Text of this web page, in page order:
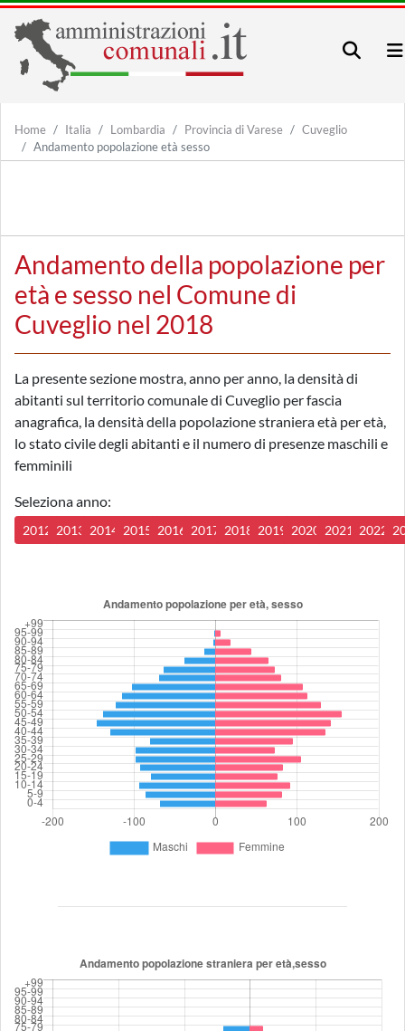
Home Italia Lombardia Provincia di Varese
Cuveglio
Andamento popolazione età sesso
Andamento della popolazione per
età e sesso nel Comune di
Cuveglio nel 2018
La presente sezione mostra, anno per anno, la densità di
abitanti sul territorio comunale di Cuveglio per fascia
anagrafica, la densità della popolazione straniera età per età,
lo stato civile degli abitanti e il numero di presenze maschili e
femminili
Seleziona anno:
2012 2013 2014 2015 2016 2017 2018 2019 2020 2021 2022